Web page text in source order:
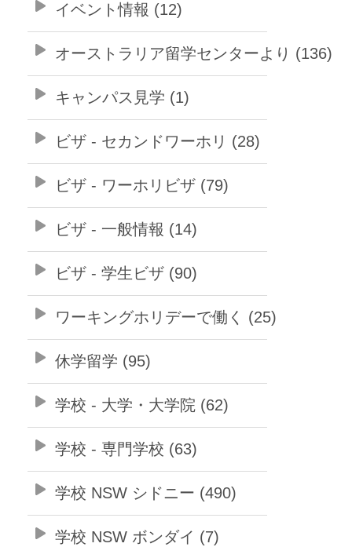
イベント情報 (12)
オーストラリア留学センターより (136)
キャンパス見学 (1)
ビザ - セカンドワーホリ (28)
ビザ - ワーホリビザ (79)
ビザ - 一般情報 (14)
ビザ - 学生ビザ (90)
ワーキングホリデーで働く (25)
休学留学 (95)
学校 - 大学・大学院 (62)
学校 - 専門学校 (63)
学校 NSW シドニー (490)
学校 NSW ボンダイ (7)